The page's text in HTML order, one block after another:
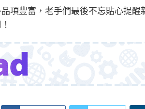
項豐富，老手們最後不忘貼心提